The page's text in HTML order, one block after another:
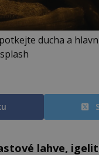
ducha a
lahve,